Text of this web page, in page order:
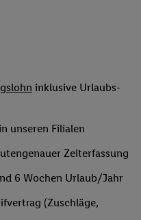
inklusive Urlaubs-
unseren Filialen
Zeiterfassung
6 Wochen Urlaub/Jahr
(Zuschläge,